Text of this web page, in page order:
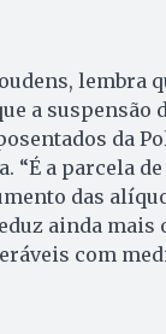
lembra
a suspensão
da
a parcela
das
ainda mais
com